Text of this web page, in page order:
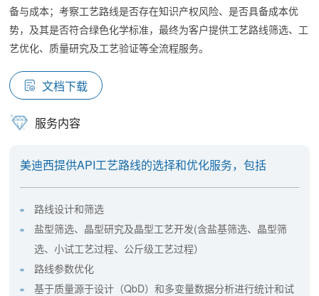
备与成本；考察工艺路线是否存在知识产权风险、是否具备成本优
势，及其是否符合绿色化学标准，最终为客户提供工艺路线筛选、工
艺优化、质量研究及工艺验证等全流程服务。
文档下载
服务内容
美迪西提供API工艺路线的选择和优化服务，包括
路线设计和筛选
盐型筛选、晶型研究及晶型工艺开发(含盐基筛选、晶型筛
选、小试工艺过程、公斤级工艺过程）
路线参数优化
基于质量源于设计（QbD）和多变量数据分析进行统计和试